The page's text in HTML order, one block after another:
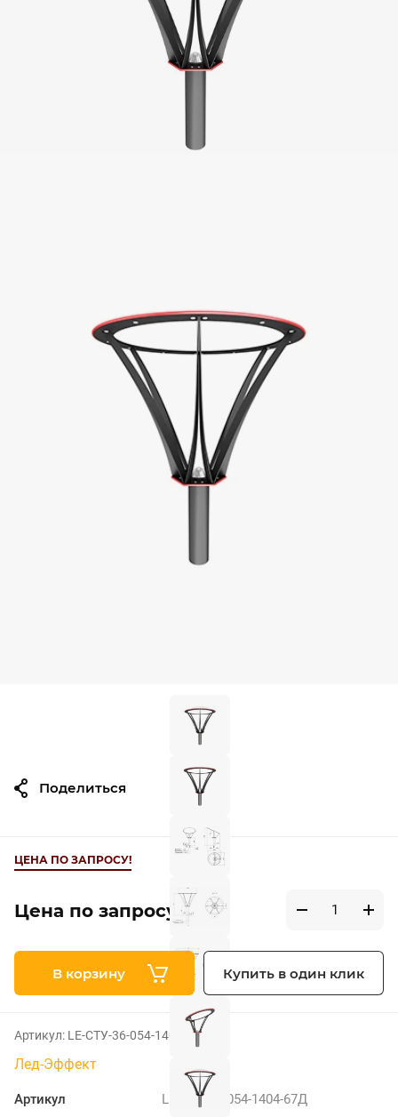
ЦЕНА ПО ЗАПРОСУ!
Цена по запросу
В корзину Купить в один клик
Артикул: LE-СТУ-36-054-1404-67Д
Лед-Эффект
Артикул LE-СТУ-36-054-1404-67Д
Поделиться